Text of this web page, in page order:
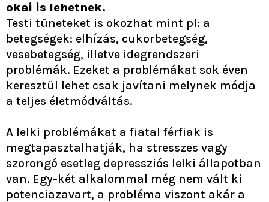
okai is lehetnek.
Testi tüneteket is okozhat mint pl: a
betegségek: elhízás, cukorbetegség,
vesebetegség, illetve idegrendszeri
problémák. Ezeket a problémákat sok éven
keresztül lehet csak javítani melynek módja
a teljes életmódváltás.
A lelki problémákat a fiatal férfiak is
megtapasztalhatják, ha stresszes vagy
szorongó esetleg depressziós lelki állapotban
van. Egy-két alkalommal még nem vált ki
potenciazavart, a probléma viszont akár a